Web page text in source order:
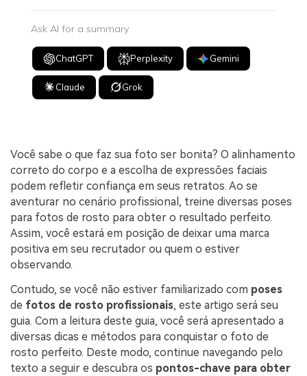
Ask AI for a summary
ChatGPT Perplexity Gemini
Claude Grok
Você sabe o que faz sua foto ser bonita? O alinhamento
correto do corpo e a escolha de expressões faciais
podem refletir confiança em seus retratos. Ao se
aventurar no cenário profissional, treine diversas poses
para fotos de rosto para obter o resultado perfeito.
Assim, você estará em posição de deixar uma marca
positiva em seu recrutador ou quem o estiver
observando.
Contudo, se você não estiver familiarizado com poses
de fotos de rosto profissionais, este artigo será seu
guia. Com a leitura deste guia, você será apresentado a
diversas dicas e métodos para conquistar o foto de
rosto perfeito. Deste modo, continue navegando pelo
texto a seguir e descubra os pontos-chave para obter